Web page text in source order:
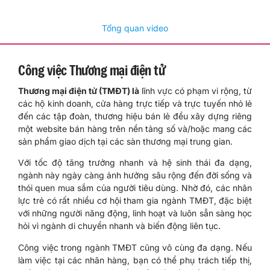
Tổng quan video
Công việc Thương mại điện tử
Thương mại điện tử (TMĐT) là lĩnh vực có phạm vi rộng, từ
các hộ kinh doanh, cửa hàng trực tiếp và trực tuyến nhỏ lẻ
đến các tập đoàn, thương hiệu bán lẻ đều xây dựng riêng
một website bán hàng trên nền tảng số và/hoặc mang các
sản phẩm giao dịch tại các sàn thương mại trung gian.
Với tốc độ tăng trưởng nhanh và hệ sinh thái đa dạng,
ngành này ngày càng ảnh hưởng sâu rộng đến đời sống và
thói quen mua sắm của người tiêu dùng. Nhờ đó, các nhân
lực trẻ có rất nhiều cơ hội tham gia ngành TMĐT, đặc biệt
với những người năng động, linh hoạt và luôn sẵn sàng học
hỏi vì ngành di chuyển nhanh và biến động liên tục.
Công việc trong ngành TMĐT cũng vô cùng đa dạng. Nếu
làm việc tại các nhãn hàng, bạn có thể phụ trách tiếp thị,